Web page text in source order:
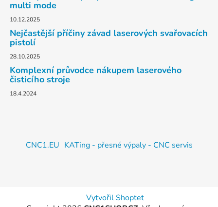
multi mode
10.12.2025
Nejčastější příčiny závad laserových svařovacích
pistolí
28.10.2025
Komplexní průvodce nákupem laserového
čisticího stroje
18.4.2024
CNC1.EU KATing - přesné výpaly - CNC servis
Vytvořil Shoptet